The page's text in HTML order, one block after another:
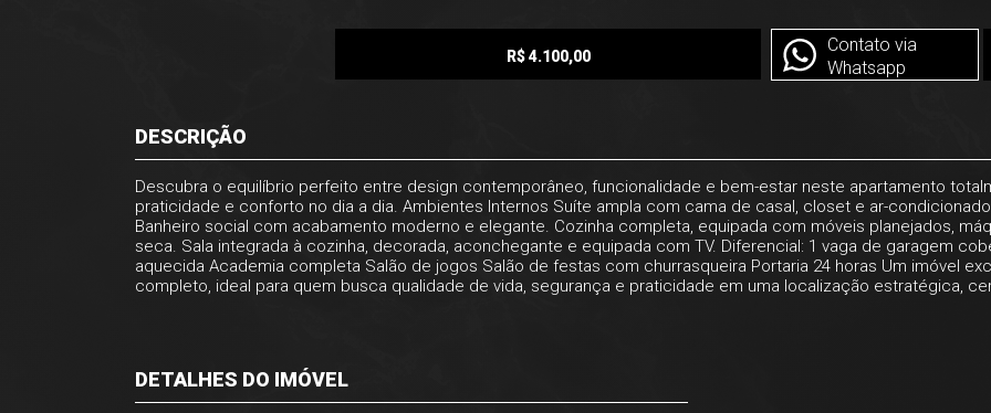
R$ 4.100,00
Contato via
Whatsapp
DESCRIÇÃO
Descubra o equilíbrio perfeito entre design contemporâneo, funcionalidade e bem-estar neste apartamento
praticidade e conforto no dia a dia. Ambientes Internos Suíte ampla com cama de casal, closet e ar-
Banheiro social com acabamento moderno e elegante. Cozinha completa, equipada com móveis planejados,
seca. Sala integrada à cozinha, decorada, aconchegante e equipada com TV. Diferencial: 1 vaga de garagem
aquecida Academia completa Salão de jogos Salão de festas com churrasqueira Portaria 24 horas Um imóvel
completo, ideal para quem busca qualidade de vida, segurança e praticidade em uma localização estratégica,
DETALHES DO IMÓVEL